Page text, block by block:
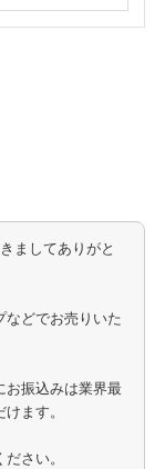
ましてありがと
などでお売りいた
お振込みは業界最
ます。
さい。